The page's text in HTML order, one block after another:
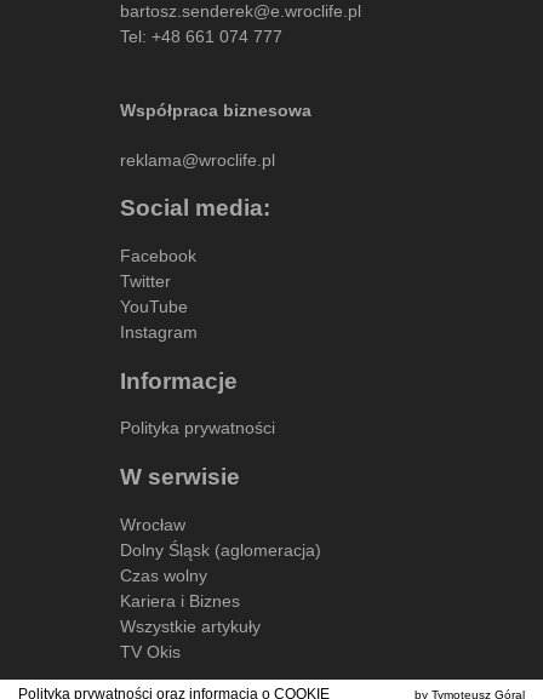
bartosz.senderek@e.wroclife.pl
Tel: +48 661 074 777
Współpraca biznesowa
reklama@wroclife.pl
Social media:
Facebook
Twitter
YouTube
Instagram
Informacje
Polityka prywatności
W serwisie
Wrocław
Dolny Śląsk (aglomeracja)
Czas wolny
Kariera i Biznes
Wszystkie artykuły
TV Okis
Polityka prywatności oraz informacja o COOKIE by Tymoteusz Góral